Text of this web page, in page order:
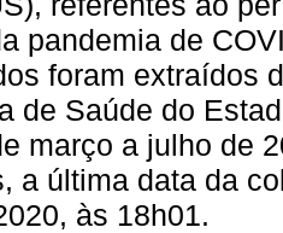
pandemia de
foram extraídos
de Saúde do
março a julho de
a última data da
às 18h01.